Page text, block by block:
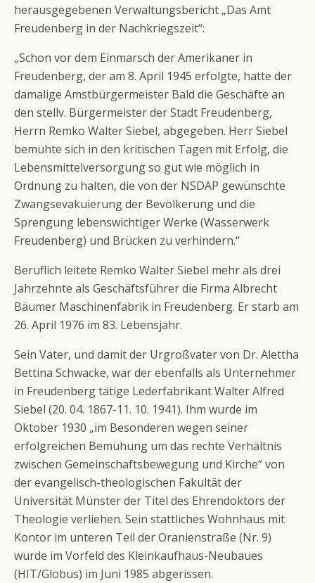
herausgegebenen Verwaltungsbericht „Das Amt
Freudenberg in der Nachkriegszeit“:
„Schon vor dem Einmarsch der Amerikaner in
Freudenberg, der am 8. April 1945 erfolgte, hatte der
damalige Amstbürgermeister Bald die Geschäfte an
den stellv. Bürgermeister der Stadt Freudenberg,
Herrn Remko Walter Siebel, abgegeben. Herr Siebel
bemühte sich in den kritischen Tagen mit Erfolg, die
Lebensmittelversorgung so gut wie möglich in
Ordnung zu halten, die von der NSDAP gewünschte
Zwangsevakuierung der Bevölkerung und die
Sprengung lebenswichtiger Werke (Wasserwerk
Freudenberg) und Brücken zu verhindern.“
Beruflich leitete Remko Walter Siebel mehr als drei
Jahrzehnte als Geschäftsführer die Firma Albrecht
Bäumer Maschinenfabrik in Freudenberg. Er starb am
26. April 1976 im 83. Lebensjahr.
Sein Vater, und damit der Urgroßvater von Dr. Alettha
Bettina Schwacke, war der ebenfalls als Unternehmer
in Freudenberg tätige Lederfabrikant Walter Alfred
Siebel (20. 04. 1867-11. 10. 1941). Ihm wurde im
Oktober 1930 „im Besonderen wegen seiner
erfolgreichen Bemühung um das rechte Verhältnis
zwischen Gemeinschaftsbewegung und Kirche“ von
der evangelisch-theologischen Fakultät der
Universität Münster der Titel des Ehrendoktors der
Theologie verliehen. Sein stattliches Wohnhaus mit
Kontor im unteren Teil der Oranienstraße (Nr. 9)
wurde im Vorfeld des Kleinkaufhaus-Neubaues
(HIT/Globus) im Juni 1985 abgerissen.